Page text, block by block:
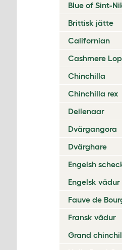
Blue of Sint-
Brittisk jätte
Californian
Cashmere Lop
Chinchilla
Chinchilla rex
Deilenaar
Dvärgangora
Dvärghare
Engelsh
Engelsk vädur
Fauve de
Fransk vädur
Grand